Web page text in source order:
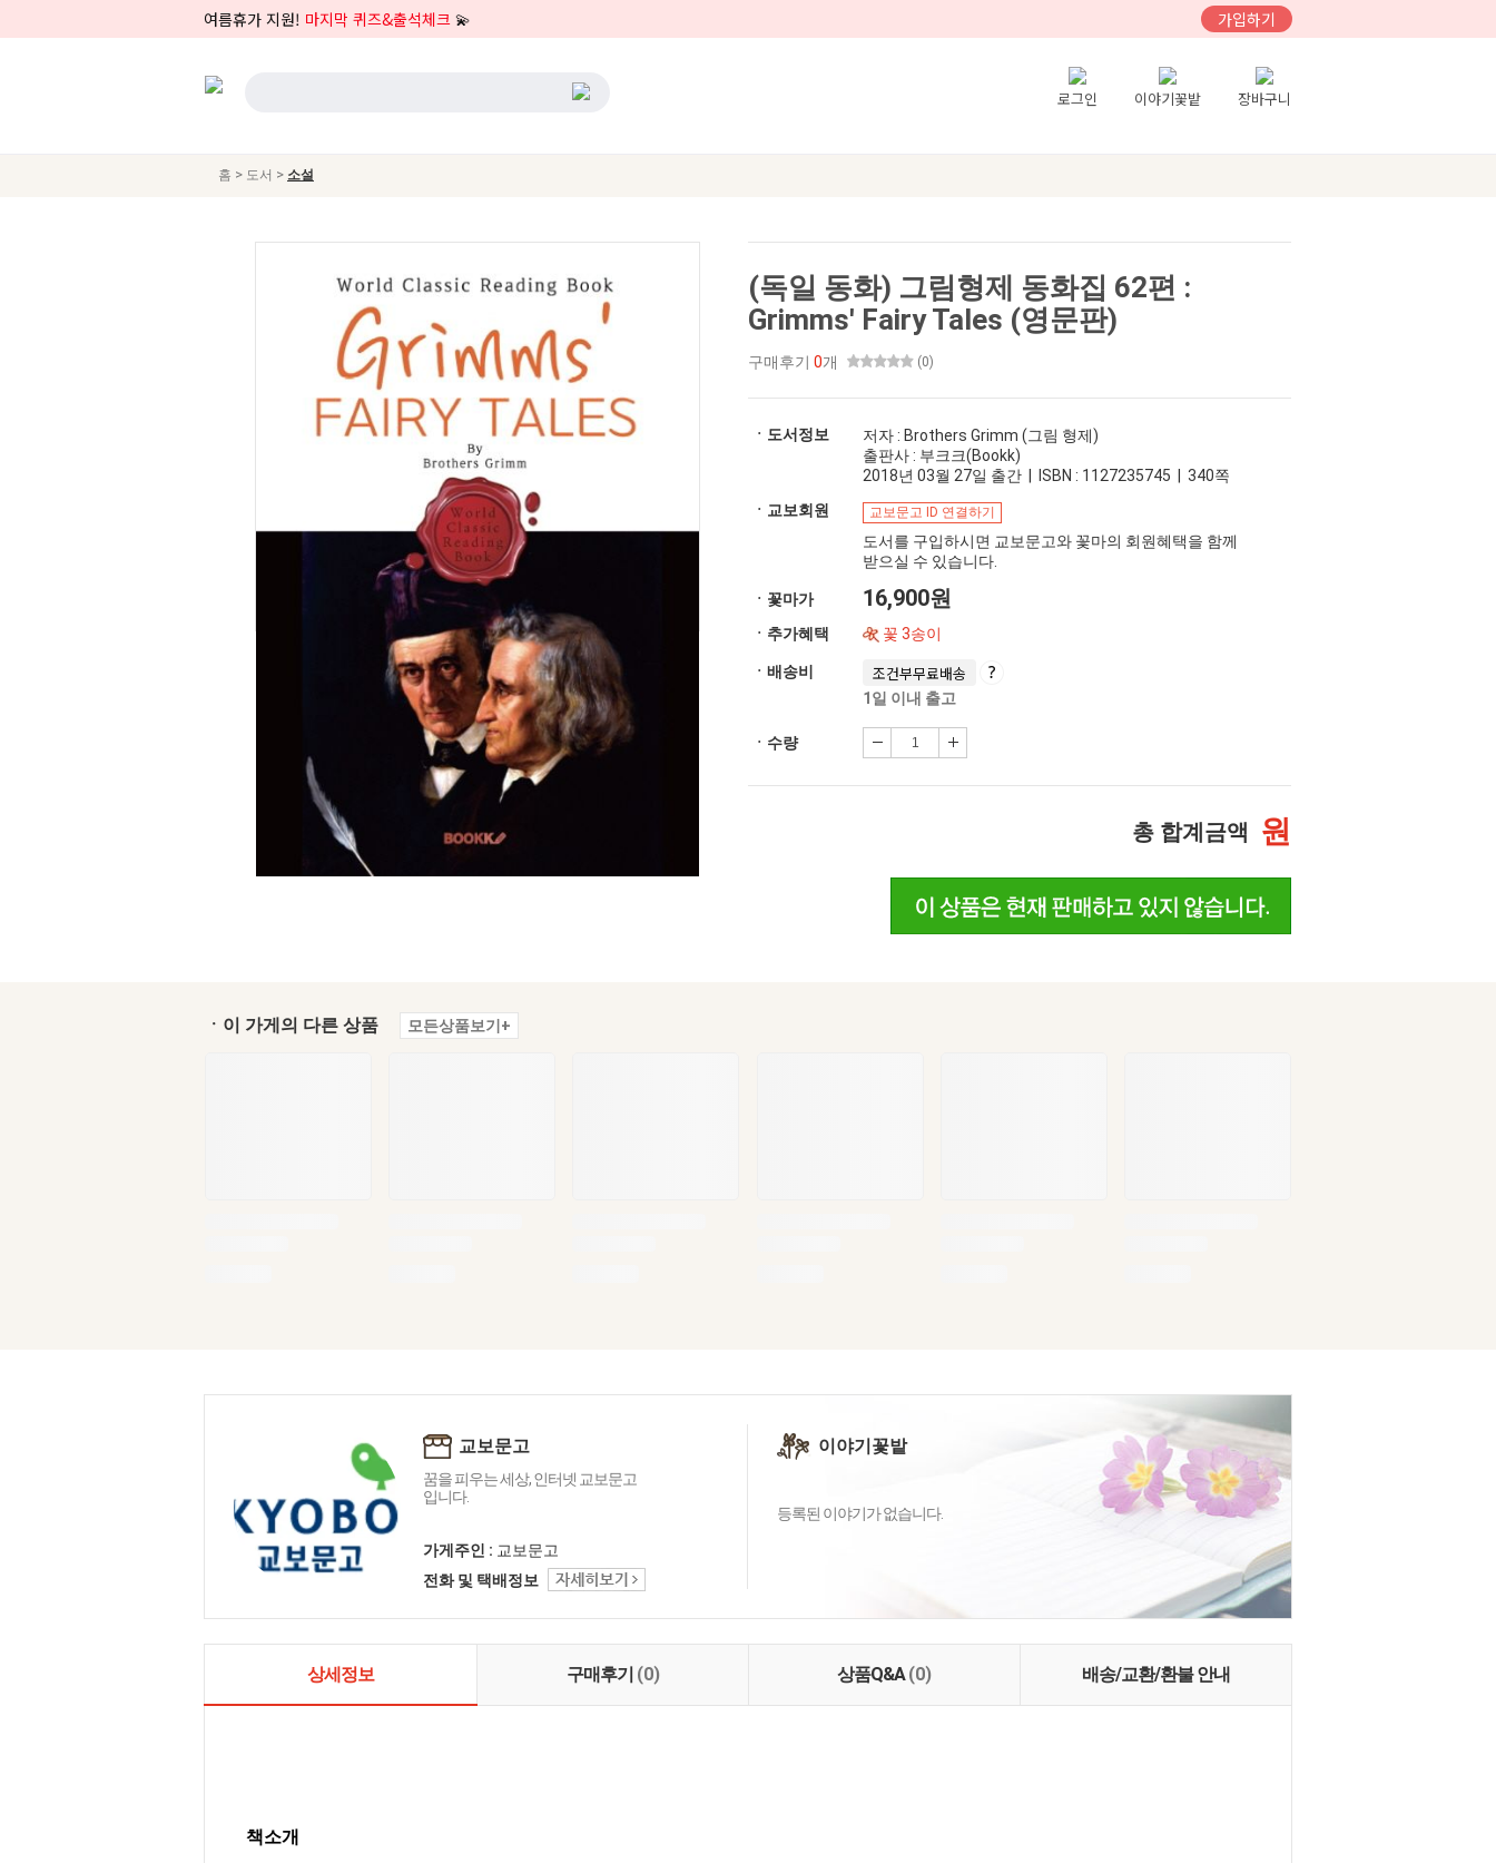
여름휴가 지원! 마지막 퀴즈&출석체크 💫 가입하기
로그인 이야기꽃밭 장바구니
홈 > 도서 > 소설
(독일 동화) 그림형제 동화집 62편 :
Grimms' Fairy Tales (영문판)
구매후기 0개 (0)
ㆍ도서정보
저자 : Brothers Grimm (그림 형제)
출판사 : 부크크(Bookk)
2018년 03월 27일 출간 | ISBN : 1127235745 | 340쪽
ㆍ교보회원
교보문고 ID 연결하기
도서를 구입하시면 교보문고와 꽃마의 회원혜택을 함께
받으실 수 있습니다.
ㆍ꽃마가 16,900원
ㆍ추가혜택 꽃 3송이
ㆍ배송비 조건부무료배송
1일 이내 출고
ㆍ수량
총 합계금액 원
ㆍ이 가게의 다른 상품 모든상품보기+
교보문고
꿈을 피우는 세상, 인터넷 교보문고
입니다.
가게주인 : 교보문고
전화 및 택배정보
이야기꽃밭
등록된 이야기가 없습니다.
상세정보 구매후기 (0) 상품Q&A(0) 배송/교환/환불 안내
책소개